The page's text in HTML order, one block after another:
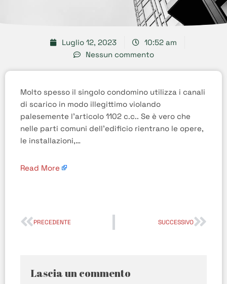
Luglio 12, 2023
10:52 am
Nessun commento
Molto spesso il singolo condomino utilizza i canali
di scarico in modo illegittimo violando
palesemente l’articolo 1102 c.c.. Se è vero che
nelle parti comuni dell’edificio rientrano le opere,
le installazioni,…
Read More
PRECEDENTE SUCCESSIVO
Lascia un commento